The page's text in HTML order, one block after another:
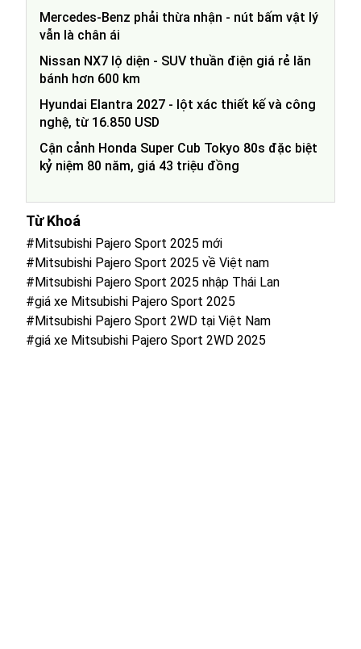
Mercedes-Benz phải thừa nhận - nút bấm vật lý
vẫn là chân ái
Nissan NX7 lộ diện - SUV thuần điện giá rẻ lăn
bánh hơn 600 km
Hyundai Elantra 2027 - lột xác thiết kế và công
nghệ, từ 16.850 USD
Cận cảnh Honda Super Cub Tokyo 80s đặc biệt
kỷ niệm 80 năm, giá 43 triệu đồng
Từ Khoá
#Mitsubishi Pajero Sport 2025 mới
#Mitsubishi Pajero Sport 2025 về Việt nam
#Mitsubishi Pajero Sport 2025 nhập Thái Lan
#giá xe Mitsubishi Pajero Sport 2025
#Mitsubishi Pajero Sport 2WD tại Việt Nam
#giá xe Mitsubishi Pajero Sport 2WD 2025